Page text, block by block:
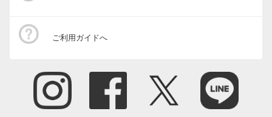
ご利用ガイドへ